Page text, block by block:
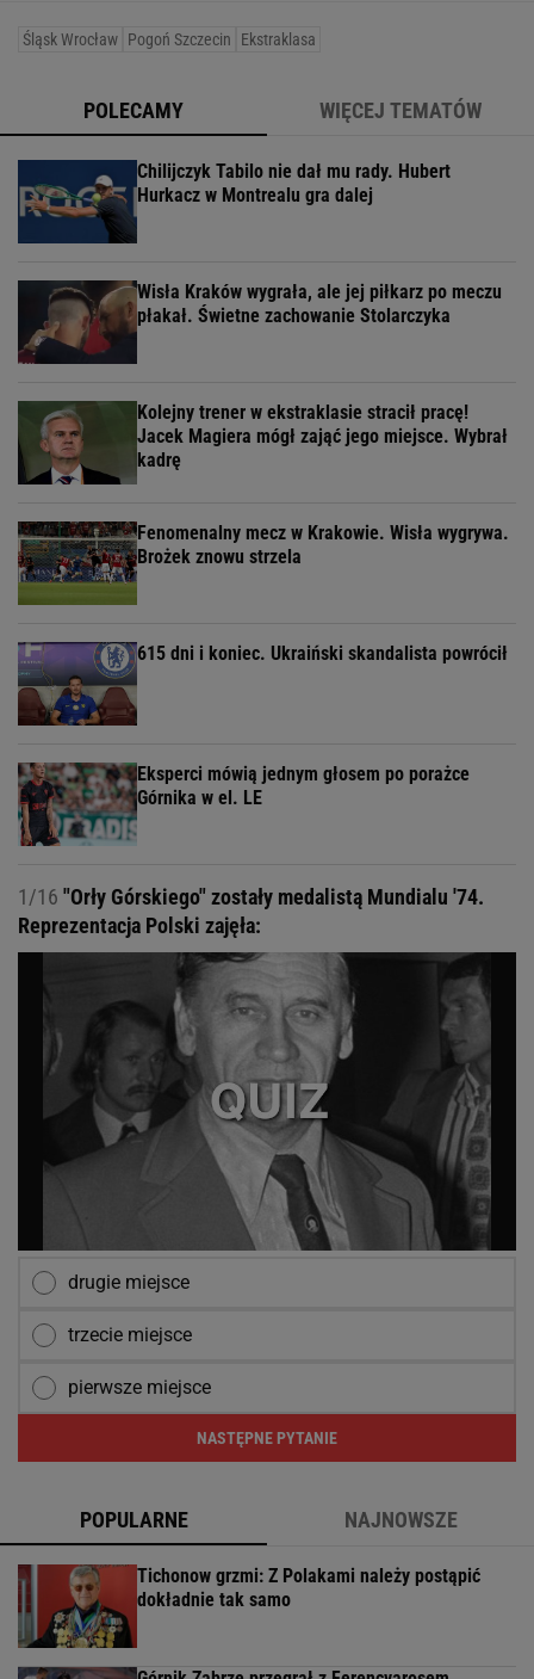
Śląsk Wrocław Pogoń Szczecin Ekstraklasa
POLECAMY WIĘCEJ TEMATÓW
Chilijczyk Tabilo nie dał mu rady. Hubert
Hurkacz w Montrealu gra dalej
Wisła Kraków wygrała, ale jej piłkarz po meczu
płakał. Świetne zachowanie Stolarczyka
Kolejny trener w ekstraklasie stracił pracę!
Jacek Magiera mógł zająć jego miejsce. Wybrał
kadrę
Fenomenalny mecz w Krakowie. Wisła wygrywa.
Brożek znowu strzela
615 dni i koniec. Ukraiński skandalista powrócił
Eksperci mówią jednym głosem po porażce
Górnika w el. LE
1/16 "Orły Górskiego" zostały medalistą Mundialu '74.
Reprezentacja Polski zajęła:
drugie miejsce
trzecie miejsce
pierwsze miejsce
NASTĘPNE PYTANIE
POPULARNE NAJNOWSZE
Tichonow grzmi: Z Polakami należy postąpić
dokładnie tak samo